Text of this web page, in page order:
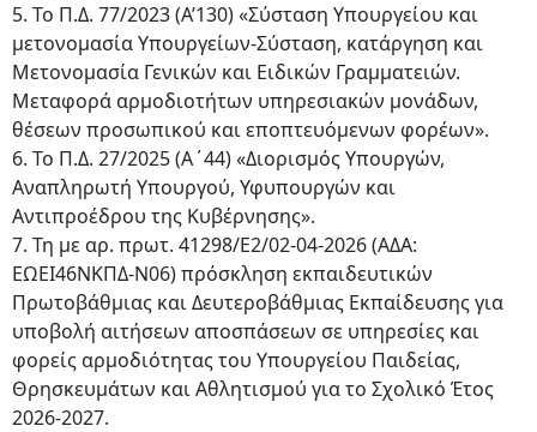
5. Το Π.Δ. 77/2023 (Α’130) «Σύσταση Υπουργείου και
μετονομασία Υπουργείων-Σύσταση, κατάργηση και
Μετονομασία Γενικών και Ειδικών Γραμματειών.
Μεταφορά αρμοδιοτήτων υπηρεσιακών μονάδων,
θέσεων προσωπικού και εποπτευόμενων φορέων».
6. Το Π.Δ. 27/2025 (Α΄44) «Διορισμός Υπουργών,
Αναπληρωτή Υπουργού, Υφυπουργών και
Αντιπροέδρου της Κυβέρνησης».
7. Τη με αρ. πρωτ. 41298/Ε2/02-04-2026 (ΑΔΑ:
ΕΩΕΙ46ΝΚΠΔ-Ν06) πρόσκληση εκπαιδευτικών
Πρωτοβάθμιας και Δευτεροβάθμιας Εκπαίδευσης για
υποβολή αιτήσεων αποσπάσεων σε υπηρεσίες και
φορείς αρμοδιότητας του Υπουργείου Παιδείας,
Θρησκευμάτων και Αθλητισμού για το Σχολικό Έτος
2026-2027.